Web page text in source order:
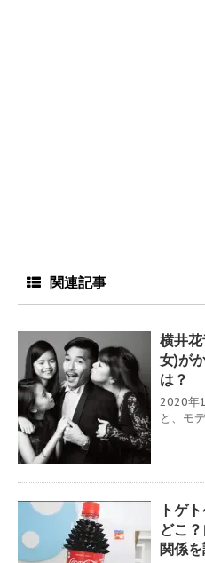
関連記事
横井
女)が
は？
2020年
と、モ
トゲ
どこ
関係を